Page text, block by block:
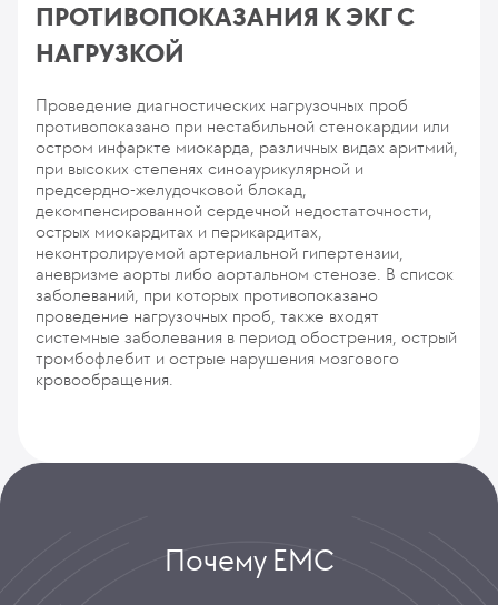
ПРОТИВОПОКАЗАНИЯ К ЭКГ С
НАГРУЗКОЙ
Проведение диагностических нагрузочных проб
противопоказано при нестабильной стенокардии или
остром инфаркте миокарда, различных видах аритмий,
при высоких степенях синоаурикулярной и
предсердно-желудочковой блокад,
декомпенсированной сердечной недостаточности,
острых миокардитах и перикардитах,
неконтролируемой артериальной гипертензии,
аневризме аорты либо аортальном стенозе. В список
заболеваний, при которых противопоказано
проведение нагрузочных проб, также входят
системные заболевания в период обострения, острый
тромбофлебит и острые нарушения мозгового
кровообращения.
Почему ЕМС